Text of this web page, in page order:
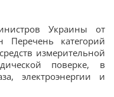
Украины от
категорий
измерительной
поверке, в
электроэнергии и